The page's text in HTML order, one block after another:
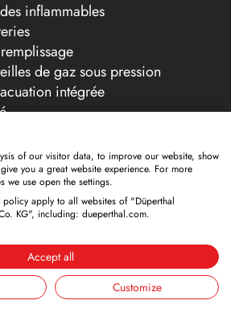
inflammables
de gaz sous pression
intégrée
salles blanches
non inflammables
of our visitor data, to improve our website, show
you a great website experience. For more
we use open the settings.
apply to all websites of "Düperthal
KG", including: dueperthal.com.
Accept all
Customize